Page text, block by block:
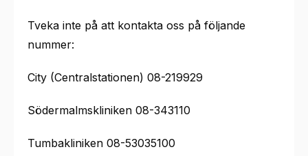
Tveka inte på att kontakta oss på följande
nummer:
City (Centralstationen) 08-219929
Södermalmskliniken 08-343110
Tumbakliniken 08-53035100